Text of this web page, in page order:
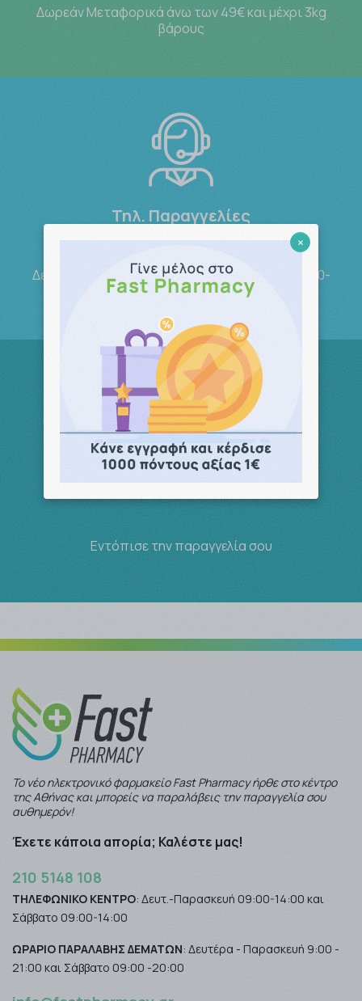
Δωρεάν Μεταφορικά άνω των 49€ και μέχρι 3kg
βάρους
Τηλ. Παραγγελίες
210 5148 108
Δευτέρα-Παρασκευή 09:00-14:00 Σάββατο 09:00-
14:00
Track your order
Εντόπισε την παραγγελία σου
Το νέο ηλεκτρονικό φαρμακείο Fast Pharmacy ήρθε στο κέντρο
της Αθήνας και μπορείς να παραλάβεις την παραγγελία σου
αυθημερόν!
Έχετε κάποια απορία; Καλέστε μας!
210 5148 108
ΤΗΛΕΦΩΝΙΚΟ ΚΕΝΤΡΟ: Δευτ.-Παρασκευή 09:00-14:00 και
Σάββατο 09:00-14:00
ΩΡΑΡΙΟ ΠΑΡΑΛΑΒΗΣ ΔΕΜΑΤΩΝ: Δευτέρα - Παρασκευή 9:00 -
21:00 και Σάββατο 09:00 -20:00
×